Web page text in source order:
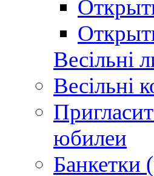
Весільні
Весільні
юбилеи
Банкетки